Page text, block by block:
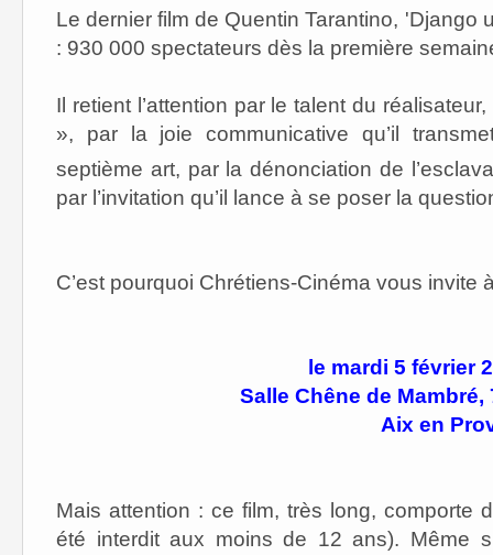
Le dernier film de Quentin Tarantino,
: 930 000 spectateurs dès la première
Il retient l’attention par le talent du
», par la joie communicative qu’il
septième art, par la dénonciation de
par l’invitation qu’il lance à se poser la
C’est pourquoi Chrétiens-Cinéma vous invite
le mardi 5 février
Salle Chêne de
Aix en
Mais attention : ce film, très long, comporte
été interdit aux moins de 12 ans). Même